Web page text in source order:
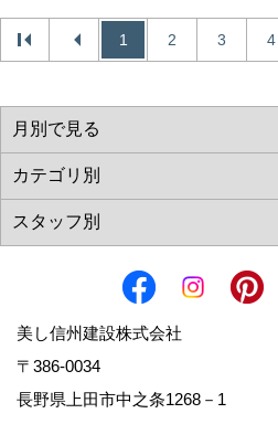
1 2 3 4
美し信州建設株式会社
〒386-0034
長野県上田市中之条1268－1